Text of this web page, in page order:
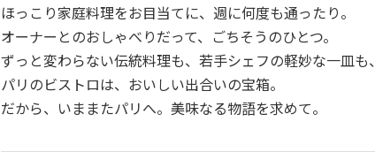
ほっこり家庭料理をお目当てに、週に何度も通ったり。
オーナーとのおしゃべりだって、ごちそうのひとつ。
ずっと変わらない伝統料理も、若手シェフの軽妙な一皿も、
パリのビストロは、おいしい出合いの宝箱。
だから、いままたパリへ。美味なる物語を求めて。